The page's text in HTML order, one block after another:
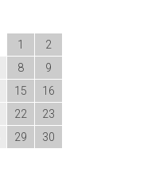
1
2
8
9
15
16
22
23
29
30